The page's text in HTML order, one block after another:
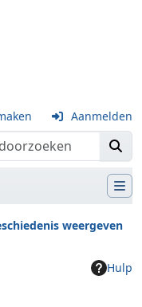
Aanmelden
weergeven
Hulp